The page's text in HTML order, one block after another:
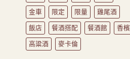
金車 限定 限量 雞尾酒
飯店 餐酒搭配 餐酒館 香檳
高粱酒 麥卡倫